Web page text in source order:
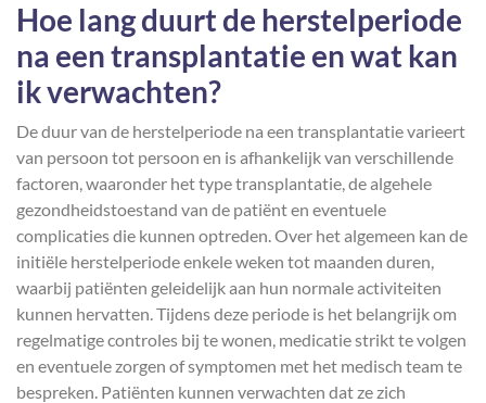
Hoe lang duurt de herstelperiode
na een transplantatie en wat kan
ik verwachten?
De duur van de herstelperiode na een transplantatie varieert
van persoon tot persoon en is afhankelijk van verschillende
factoren, waaronder het type transplantatie, de algehele
gezondheidstoestand van de patiënt en eventuele
complicaties die kunnen optreden. Over het algemeen kan de
initiële herstelperiode enkele weken tot maanden duren,
waarbij patiënten geleidelijk aan hun normale activiteiten
kunnen hervatten. Tijdens deze periode is het belangrijk om
regelmatige controles bij te wonen, medicatie strikt te volgen
en eventuele zorgen of symptomen met het medisch team te
bespreken. Patiënten kunnen verwachten dat ze zich